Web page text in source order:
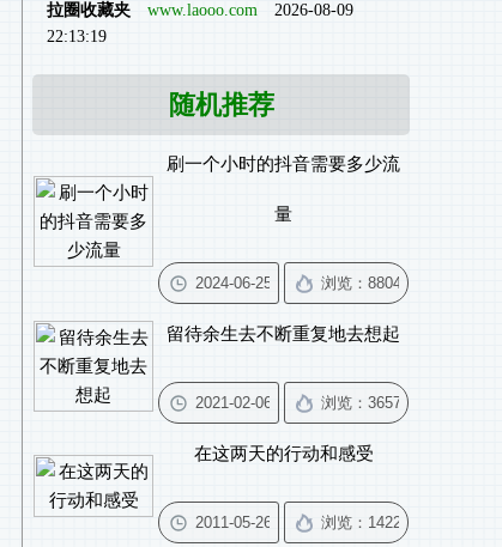
拉圈收藏夹 www.laooo.com 2026-08-09
22:13:19
随机推荐
刷一个小时的抖音需要多少流
量
留待余生去不断重复地去想起
在这两天的行动和感受